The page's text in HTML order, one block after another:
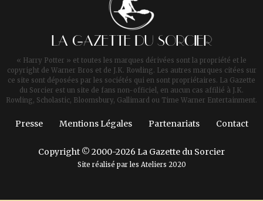
LA GAZETTE DU SORCIER
« Harry Potter » et toutes les marques dérivées sont la propriété et le
copyright de Warner Bros et de J.K. Rowling. Les autres marques citées sur
ce site sont déposées par les sociétés qui en sont propriétaires. La Gazette
du Sorcier est un site de fans non-officiel, en aucun cas affilié à J.K.
Rowling, Scholastic, Bloomsbury, Gallimard ou Time Warner Entertainment.
Presse Mentions Légales Partenariats Contact
Copyright © 2000-2026 La Gazette du Sorcier
Site réalisé par les Ateliers 2020